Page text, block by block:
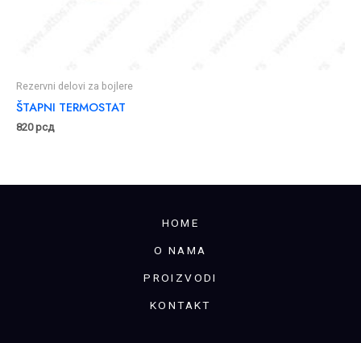
Rezervni delovi za bojlere
ŠTAPNI TERMOSTAT
820рсд
HOME
O NAMA
PROIZVODI
KONTAKT